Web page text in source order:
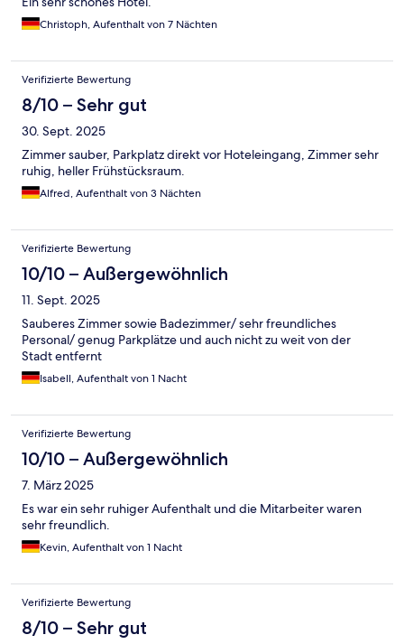
Christoph, Aufenthalt von 7 Nächten
Verifizierte Bewertung
8/10 – Sehr gut
30. Sept. 2025
Zimmer sauber, Parkplatz direkt vor Hoteleingang, Zimmer sehr
ruhig, heller Frühstücksraum.
Alfred, Aufenthalt von 3 Nächten
Verifizierte Bewertung
10/10 – Außergewöhnlich
11. Sept. 2025
Sauberes Zimmer sowie Badezimmer/ sehr freundliches
Personal/ genug Parkplätze und auch nicht zu weit von der
Stadt entfernt
Isabell, Aufenthalt von 1 Nacht
Verifizierte Bewertung
10/10 – Außergewöhnlich
7. März 2025
Es war ein sehr ruhiger Aufenthalt und die Mitarbeiter waren
sehr freundlich.
Kevin, Aufenthalt von 1 Nacht
Verifizierte Bewertung
8/10 – Sehr gut